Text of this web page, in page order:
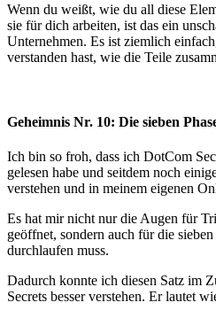
Wenn du weißt, wie du all diese
sie für dich arbeiten, ist das ein
Unternehmen. Es ist ziemlich
verstanden hast, wie die Teile
Geheimnis Nr. 10: Die sieben
Ich bin so froh, dass ich DotCom
gelesen habe und seitdem noch
verstehen und in meinem eigenen
Es hat mir nicht nur die Augen für
geöffnet, sondern auch für die
durchlaufen muss.
Dadurch konnte ich diesen Satz im
Secrets besser verstehen. Er lautet